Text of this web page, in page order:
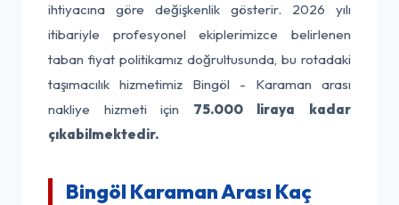
ihtiyacına göre değişkenlik gösterir. 2026 yılı
itibariyle profesyonel ekiplerimizce belirlenen
taban fiyat politikamız doğrultusunda, bu rotadaki
taşımacılık hizmetimiz Bingöl - Karaman arası
nakliye hizmeti için 75.000 liraya kadar
çıkabilmektedir.
Bingöl Karaman Arası Kaç